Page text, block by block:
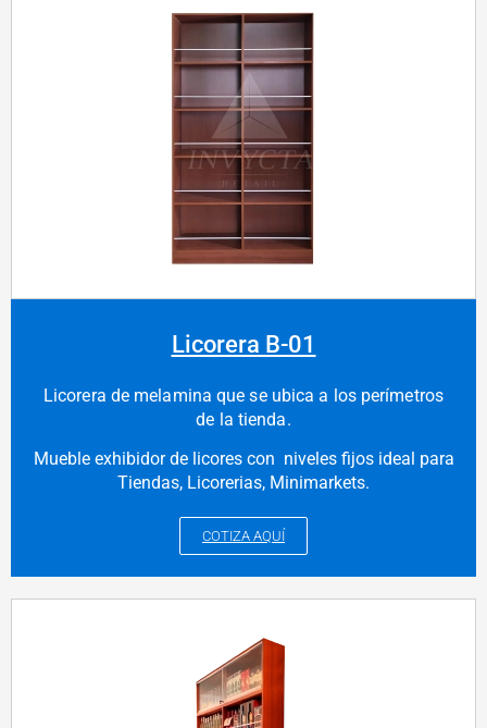
Licorera B-01
Licorera de melamina que se ubica a los perímetros
de la tienda.
Mueble exhibidor de licores con niveles fijos ideal para
Tiendas, Licorerias, Minimarkets.
COTIZA AQUÍ